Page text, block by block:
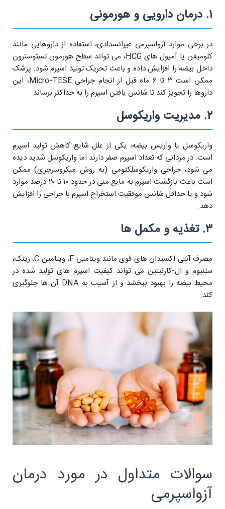
۱. درمان دارویی و هورمونی
در برخی موارد آزواسپرمی غیرانسدادی، استفاده از داروهایی مانند
کلومیفن یا آمپول های HCG، می تواند سطح هورمون تستوسترون
داخل بیضه را افزایش داده و باعث تحریک تولید اسپرم شود. پزشک
ممکن است ۳ تا ۶ ماه قبل از انجام جراحی Micro-TESE، این
داروها را تجویز کند تا شانس یافتن اسپرم را به حداکثر برساند.
۲. مدیریت واریکوسل
واریکوسل یا واریس بیضه، یکی از علل شایع کاهش تولید اسپرم
است. در مردانی که تعداد اسپرم صفر دارند اما واریکوسل شدید دیده
می شود، جراحی واریکوسلکتومی (به روش میکروسرجری) ممکن
است باعث بازگشت اسپرم به مایع منی در حدود ۱۰ تا ۲۰ درصد موارد
شود و یا حداقل شانس موفقیت استخراج اسپرم با جراحی را افزایش
دهد.
۳. تغذیه و مکمل ها
مصرف آنتی اکسیدان های قوی مانند ویتامین E، ویتامین C، زینک،
سلنیوم و ال-کارنیتین می تواند کیفیت اسپرم های تولید شده در
محیط بیضه را بهبود ببخشد و از آسیب به DNA آن ها جلوگیری
کند.
سوالات متداول در مورد درمان
آزواسپرمی